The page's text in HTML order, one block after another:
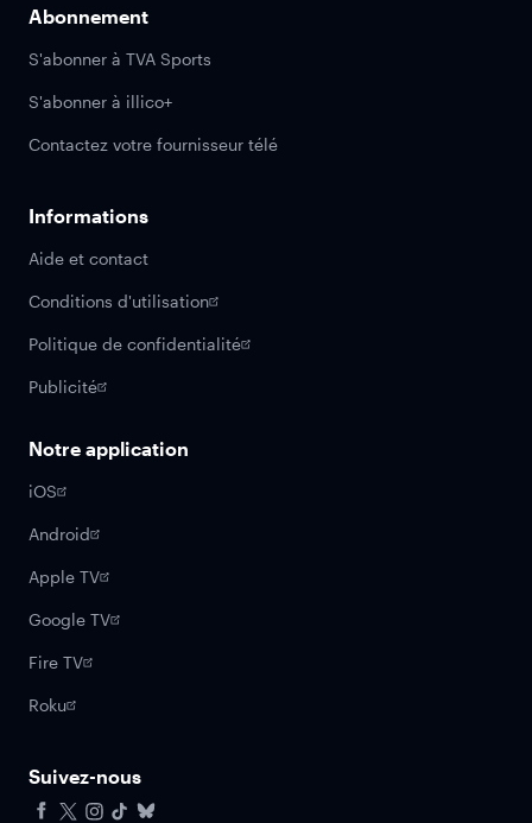
Abonnement
S'abonner à TVA Sports
S'abonner à illico+
Contactez votre fournisseur télé
Informations
Aide et contact
Conditions d'utilisation
Politique de confidentialité
Publicité
Notre application
iOS
Android
Apple TV
Google TV
Fire TV
Roku
Suivez-nous